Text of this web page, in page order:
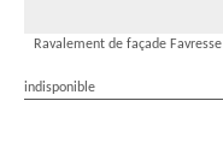
Ravalement de façade Favresse
indisponible